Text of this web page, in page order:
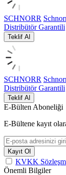
SCHNORR
Distribütör Garantili
Teklif Al
SCHNORR
Distribütör Garantili
Teklif Al
E-Bülten Aboneliği
E-Bültene kayıt
Kayıt Ol
KVKK
Önemli Bilgiler